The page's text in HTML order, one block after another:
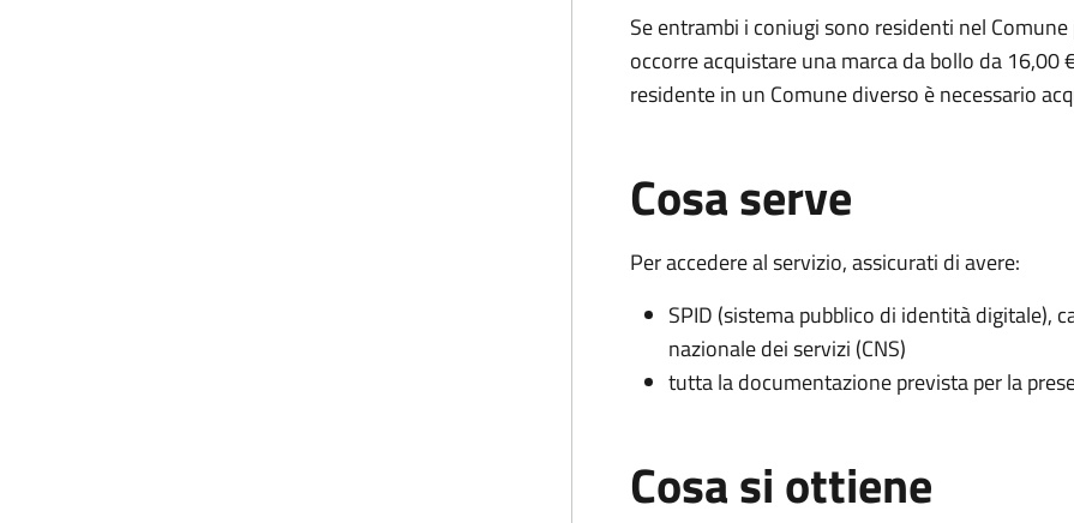
Se entrambi i coniugi sono residenti nel
occorre acquistare una marca da bollo da 16,00
residente in un Comune diverso è necessario
Cosa serve
Per accedere al servizio, assicurati di avere:
SPID (sistema pubblico di identità digitale),
nazionale dei servizi (CNS)
tutta la documentazione prevista per la
Cosa si ottiene